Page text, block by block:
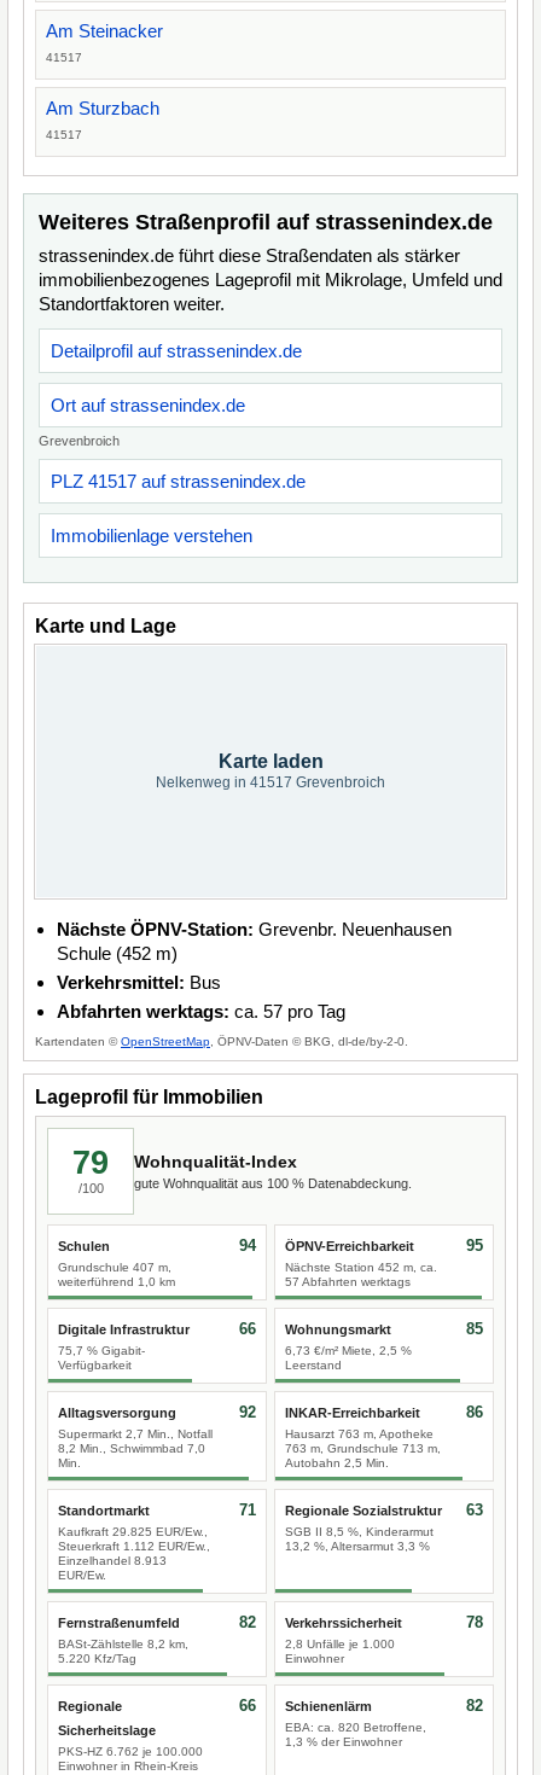
Am Steinacker
41517
Am Sturzbach
41517
Weiteres Straßenprofil auf strassenindex.de
strassenindex.de führt diese Straßendaten als stärker
immobilienbezogenes Lageprofil mit Mikrolage, Umfeld und
Standortfaktoren weiter.
Detailprofil auf strassenindex.de
Ort auf strassenindex.de
Grevenbroich
PLZ 41517 auf strassenindex.de
Immobilienlage verstehen
Karte und Lage
Karte laden
Nelkenweg in 41517 Grevenbroich
Nächste ÖPNV-Station: Grevenbr. Neuenhausen
Schule (452 m)
Verkehrsmittel: Bus
Abfahrten werktags: ca. 57 pro Tag
Kartendaten ©OpenStreetMap , ÖPNV-Daten © BKG, dl-de/by-2-0.
Lageprofil für Immobilien
79
/100
Wohnqualität-Index
gute Wohnqualität aus 100 % Datenabdeckung.
Schulen
Grundschule 407 m,
weiterführend 1,0 km
94 ÖPNV-Erreichbarkeit
Nächste Station 452 m, ca.
57 Abfahrten werktags
95
Digitale Infrastruktur
75,7 % Gigabit-
Verfügbarkeit
66 Wohnungsmarkt
6,73 €/m² Miete, 2,5 %
Leerstand
85
Alltagsversorgung
Supermarkt 2,7 Min., Notfall
8,2 Min., Schwimmbad 7,0
Min.
92 INKAR-Erreichbarkeit
Hausarzt 763 m, Apotheke
763 m, Grundschule 713 m,
Autobahn 2,5 Min.
86
Standortmarkt
Kaufkraft 29.825 EUR/Ew.,
Steuerkraft 1.112 EUR/Ew.,
Einzelhandel 8.913
EUR/Ew.
71 Regionale Sozialstruktur
SGB II 8,5 %, Kinderarmut
13,2 %, Altersarmut 3,3 %
63
Fernstraßenumfeld
BASt-Zählstelle 8,2 km,
5.220 Kfz/Tag
82 Verkehrssicherheit
2,8 Unfälle je 1.000
Einwohner
78
Regionale
Sicherheitslage
PKS-HZ 6.762 je 100.000
Einwohner in Rhein-Kreis
66 Schienenlärm
EBA: ca. 820 Betroffene,
1,3 % der Einwohner
82